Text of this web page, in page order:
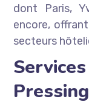
dont Paris,
encore,
secteurs